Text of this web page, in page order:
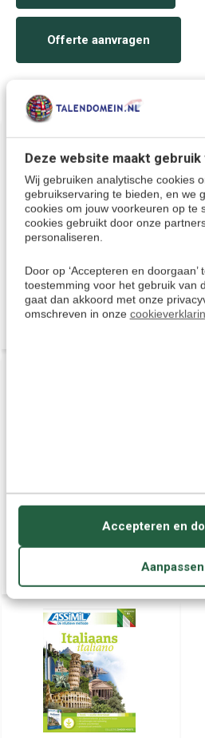
Deze website maakt gebruik
Wij gebruiken analytische cookies
gebruikservaring te bieden, en we
cookies om jouw voorkeuren op te
cookies gebruikt door onze
personaliseren.
Door op ‘Accepteren en doorgaan’
toestemming voor het gebruik van
gaat dan akkoord met onze
omschreven in onze
Accepteren en
Aanpassen
Offerte aanvragen
Wellicht ook interessant:
Italiaans zonder moeite -
Leerboek 100 lessen
Italiaans (A1 - B2)
€ 29,95
taalcursus | Leer de
€